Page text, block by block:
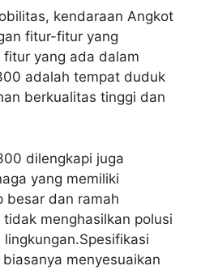
kendaraan Angkot
fitur-fitur yang
yang ada dalam
adalah tempat duduk
berkualitas tinggi dan
dilengkapi juga
yang memiliki
besar dan ramah
menghasilkan polusi
menyesuaikan